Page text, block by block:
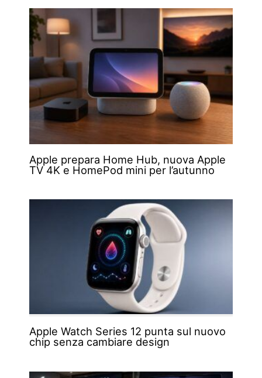
Apple prepara Home Hub, nuova Apple
TV 4K e HomePod mini per l’autunno
Apple Watch Series 12 punta sul nuovo
chip senza cambiare design